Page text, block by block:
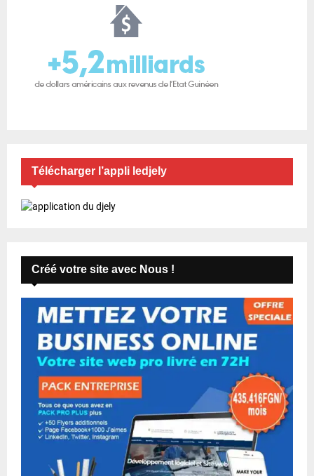
Télécharger l’appli ledjely
Créé votre site avec Nous !